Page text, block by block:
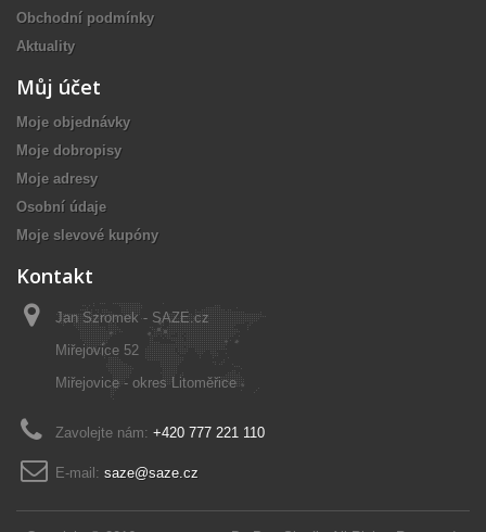
Obchodní podmínky
Aktuality
Můj účet
Moje objednávky
Moje dobropisy
Moje adresy
Osobní údaje
Moje slevové kupóny
Kontakt
Jan Szromek - SAZE.cz
Miřejovice 52
Miřejovice - okres Litoměřice
Zavolejte nám: +420 777 221 110
E-mail: saze@saze.cz